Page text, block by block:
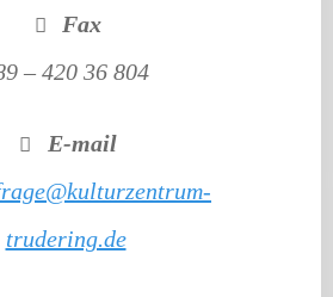
Fax
– 420 36 804
E-mail
trudering.de